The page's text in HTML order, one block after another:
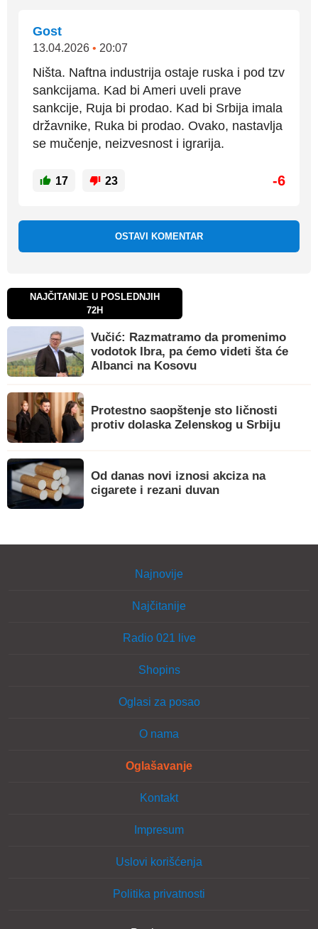
Gost
13.04.2026 • 20:07
Ništa. Naftna industrija ostaje ruska i pod tzv
sankcijama. Kad bi Ameri uveli prave
sankcije, Ruja bi prodao. Kad bi Srbija imala
državnike, Ruka bi prodao. Ovako, nastavlja
se mučenje, neizvesnost i igrarija.
17 23 -6
OSTAVI KOMENTAR
NAJČITANIJE U POSLEDNJIH
72H
Vučić: Razmatramo da promenimo
vodotok Ibra, pa ćemo videti šta će
Albanci na Kosovu
Protestno saopštenje sto ličnosti
protiv dolaska Zelenskog u Srbiju
Od danas novi iznosi akciza na
cigarete i rezani duvan
Najnovije
Najčitanije
Radio 021 live
Shopins
Oglasi za posao
O nama
Oglašavanje
Kontakt
Impresum
Uslovi korišćenja
Politika privatnosti